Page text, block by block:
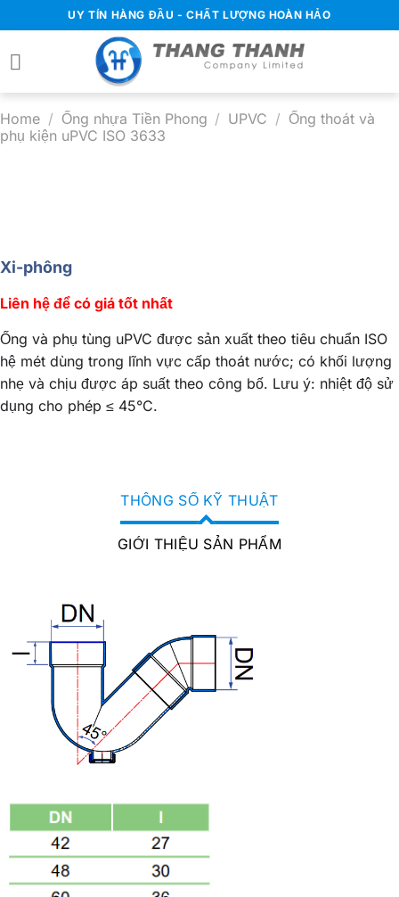
đến
nội
UY TÍN HÀNG ĐẦU - CHẤT LƯỢNG HOÀN HẢO
Home / Ống nhựa Tiền Phong / UPVC / Ống thoát và
phụ kiện uPVC ISO 3633
Xi-phông
Liên hệ để có giá tốt nhất
Ống và phụ tùng uPVC được sản xuất theo tiêu chuẩn ISO
hệ mét dùng trong lĩnh vực cấp thoát nước; có khối lượng
nhẹ và chịu được áp suất theo công bố. Lưu ý: nhiệt độ sử
dụng cho phép ≤ 45°C.
THÔNG SỐ KỸ THUẬT
GIỚI THIỆU SẢN PHẨM